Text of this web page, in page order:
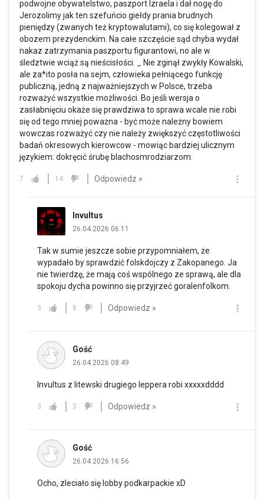
podwojne obywatelstwo, paszport Izraela i dał nogę do
Jerozolimy jak ten szefuńcio giełdy prania brudnych
pieniędzy (zwanych też kryptowalutami), co się kolegował z
obozem prezydenckim. Na całe szczęście sąd chyba wydał
nakaz zatrzymania paszportu figurantowi, no ale w
śledztwie wciąż są nieścisłości. _ Nie zginął zwykły Kowalski,
ale za*ito posła na sejm, człowieka pełniącego funkcję
publiczną, jedną z najważniejszych w Polsce, trzeba
rozważyć wszystkie możliwości. Bo jeśli wersja o
zasłabnięciu okaże się prawdziwa to sprawa wcale nie robi
się od tego mniej poważna - być może należny bowiem
wowczas rozważyć czy nie należy zwiększyć częstotliwości
badań okresowych kierowcow - mowiąc bardziej ulicznym
językiem: dokręcić śrubę blachosmrodziarzom.
7 14 Odpowiedz »
Invultus
26.04.2026 06:11
Tak w sumie jeszcze sobie przypomniałem, że
wypadało by sprawdzić folskdojczy z Zakopanego. Ja
nie twierdzę, że mają coś wspólnego ze sprawą, ale dla
spokoju dycha powinno się przyjrzeć goralenfolkom.
3 8 Odpowiedz »
Gość
26.04.2026 08:49
Invultus z litewski drugiego leppera robi xxxxxdddd
3 3 Odpowiedz »
Gość
26.04.2026 16:56
Ocho, zleciało się lobby podkarpackie xD